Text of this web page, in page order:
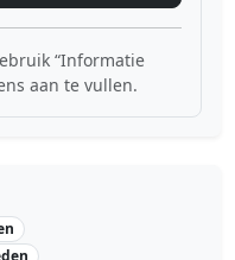
“Informatie
aan te vullen.